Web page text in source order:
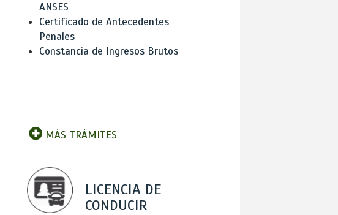
ANSES
Certificado de Antecedentes
Penales
Constancia de Ingresos Brutos
MÁS TRÁMITES
LICENCIA DE
CONDUCIR